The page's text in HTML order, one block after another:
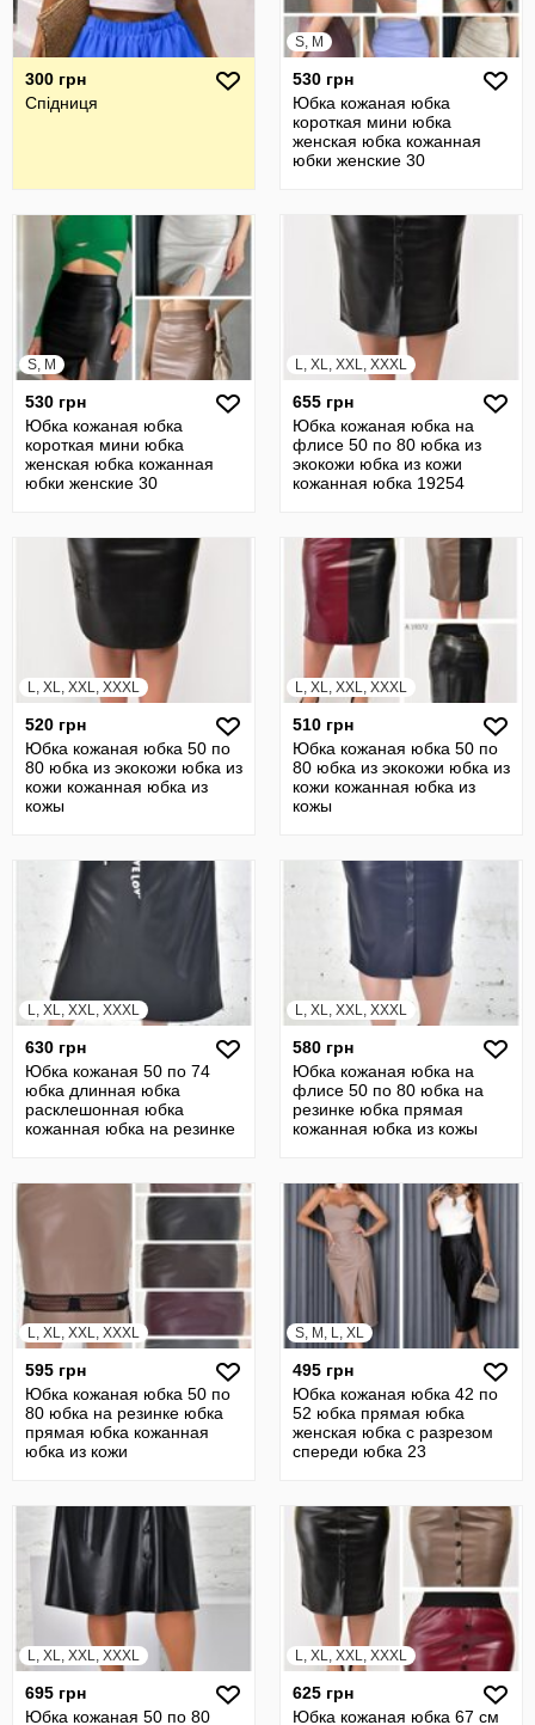
300 грн
Спідниця
S, M
530 грн
Юбка кожаная юбка
короткая мини юбка
женская юбка кожанная
юбки женские 30
S, M
530 грн
Юбка кожаная юбка
короткая мини юбка
женская юбка кожанная
юбки женские 30
L, XL, XXL, XXXL
655 грн
Юбка кожаная юбка на
флисе 50 по 80 юбка из
экокожи юбка из кожи
кожанная юбка 19254
L, XL, XXL, XXXL
520 грн
Юбка кожаная юбка 50 по
80 юбка из экокожи юбка из
кожи кожанная юбка из
кожы
L, XL, XXL, XXXL
510 грн
Юбка кожаная юбка 50 по
80 юбка из экокожи юбка из
кожи кожанная юбка из
кожы
L, XL, XXL, XXXL
630 грн
Юбка кожаная 50 по 74
юбка длинная юбка
расклешонная юбка
кожанная юбка на резинке
L, XL, XXL, XXXL
580 грн
Юбка кожаная юбка на
флисе 50 по 80 юбка на
резинке юбка прямая
кожанная юбка из кожы
L, XL, XXL, XXXL
595 грн
Юбка кожаная юбка 50 по
80 юбка на резинке юбка
прямая юбка кожанная
юбка из кожи
S, M, L, XL
495 грн
Юбка кожаная юбка 42 по
52 юбка прямая юбка
женская юбка с разрезом
спереди юбка 23
L, XL, XXL, XXXL
695 грн
Юбка кожаная 50 по 80
L, XL, XXL, XXXL
625 грн
Юбка кожаная юбка 67 см